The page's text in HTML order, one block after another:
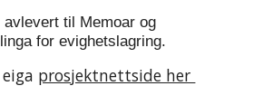
avlevert til Memoar og
for evighetslagring.
prosjektnettside her